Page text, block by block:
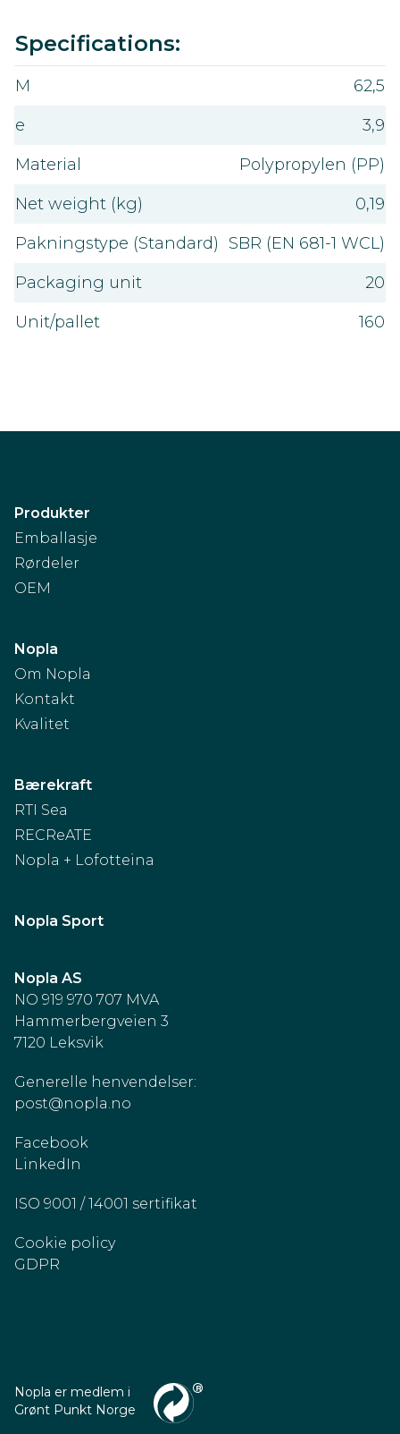
Specifications:
M
62,5
e
3,9
Material
Polypropylen (PP)
Net weight (kg)
0,19
Pakningstype (Standard)
SBR (EN 681-1 WCL)
Packaging unit
20
Unit/pallet
160
Produkter
Emballasje
Rørdeler
OEM
Nopla
Om Nopla
Kontakt
Kvalitet
Bærekraft
RTI Sea
RECReATE
Nopla + Lofotteina
Nopla Sport
Nopla AS
NO 919 970 707 MVA
Hammerbergveien 3
7120 Leksvik
Generelle henvendelser:
post@nopla.no
Facebook
LinkedIn
ISO 9001 / 14001 sertifikat
Cookie policy
GDPR
Nopla er medlem i
Grønt Punkt Norge